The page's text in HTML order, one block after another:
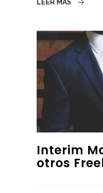
LEER MÁS
Interim
otros